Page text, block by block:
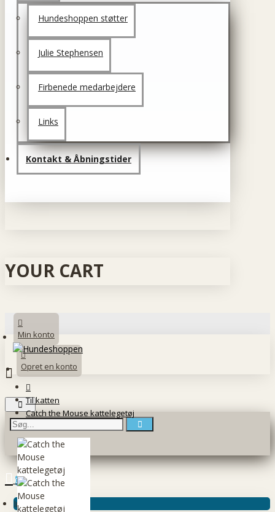
Hundeshoppen støtter
Julie Stephensen
Firbenede medarbejdere
Links
Kontakt & Åbningstider
YOUR CART
Min konto
Opret en konto
0 vare(r) - 0 DKK
0
Ingen produkter
Til katten
Catch the Mouse kattelegetøj